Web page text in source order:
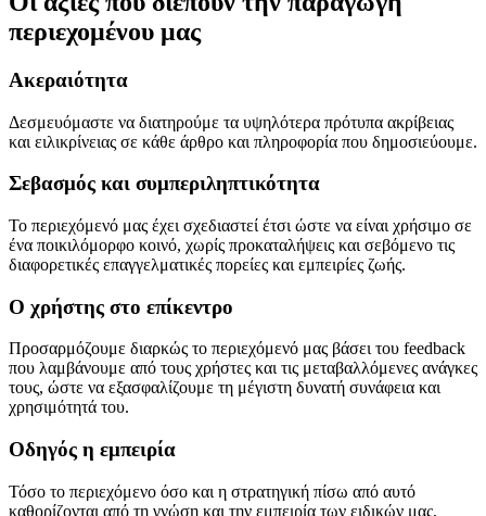
περιεχομένου μας
Ακεραιότητα
Δεσμευόμαστε να διατηρούμε τα υψηλότερα πρότυπα ακρίβειας
και ειλικρίνειας σε κάθε άρθρο και πληροφορία που δημοσιεύουμε.
Σεβασμός και συμπεριληπτικότητα
Το περιεχόμενό μας έχει σχεδιαστεί έτσι ώστε να είναι χρήσιμο σε
ένα ποικιλόμορφο κοινό, χωρίς προκαταλήψεις και σεβόμενο τις
διαφορετικές επαγγελματικές πορείες και εμπειρίες ζωής.
Ο χρήστης στο επίκεντρο
Προσαρμόζουμε διαρκώς το περιεχόμενό μας βάσει του feedback
που λαμβάνουμε από τους χρήστες και τις μεταβαλλόμενες ανάγκες
τους, ώστε να εξασφαλίζουμε τη μέγιστη δυνατή συνάφεια και
χρησιμότητά του.
Οδηγός η εμπειρία
Τόσο το περιεχόμενο όσο και η στρατηγική πίσω από αυτό
καθορίζονται από τη γνώση και την εμπειρία των ειδικών μας,